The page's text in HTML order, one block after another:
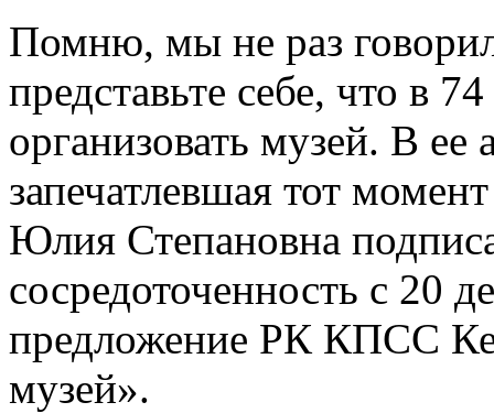
Помню, мы не раз
представьте себе, что в
организовать музей. В ее
запечатлевшая тот
Юлия Степановна
сосредоточенность с 20
предложение РК КПСС
музей».